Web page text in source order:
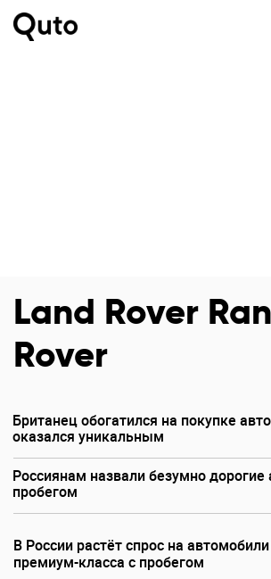
Land Rover
Rover
Британец обогатился на покупке
оказался уникальным
Россиянам назвали безумно дорогие
пробегом
В России растёт спрос на автомобили
премиум-класса с пробегом